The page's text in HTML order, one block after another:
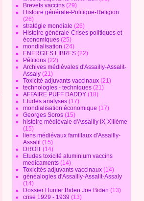
Brevets vaccins (29)
Histoire générale-Politique-Religion
(26)
stratégie mondiale (26)
Histoire générale-Crises politiques et
économiques (25)
mondialisation (24)
ENERGIES LIBRES (22)
Pétitions (22)
Archives médiévales d'Assailly-Assalit-
Assaly (21)
Toxicité adjuvants vaccinaux (21)
technologies - techniques (21)
AFFAIRE PUFF DADDY (18)
Etudes analyses (17)
mondialisation économique (17)
Georges Soros (15)
histoire médiévale d'Assailly IX-XIIIème
(15)
liens médiévaux famillaux d'Assailly-
Assalit(15)
DROIT (14)
Etudes toxicité aluminium vaccins
medicaments (14)
Toxicités adjuvants vaccinaux (14)
généalogies d'Assailly-Assalit-Assaly
(14)
Dossier Hunter Biden Joe Biden (13)
crise 1929 - 1939 (13)